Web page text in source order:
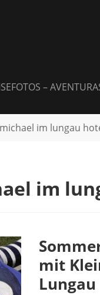
–
im lungau
im
mit
Lungau